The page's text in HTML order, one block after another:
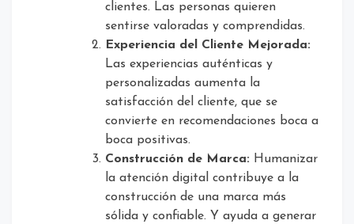
clientes. Las personas quieren
sentirse valoradas y comprendidas.
Experiencia del Cliente Mejorada:
Las experiencias auténticas y
personalizadas aumenta la
satisfacción del cliente, que se
convierte en recomendaciones boca a
boca positivas.
Construcción de Marca: Humanizar
la atención digital contribuye a la
construcción de una marca más
sólida y confiable. Y ayuda a generar